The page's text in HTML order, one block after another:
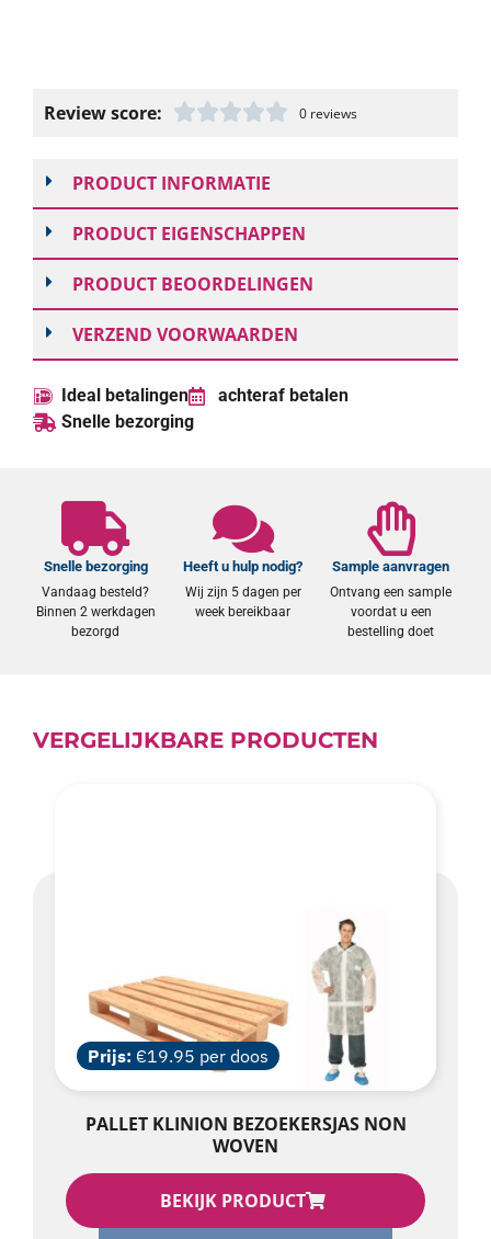
Review score: 0 reviews
PRODUCT INFORMATIE
PRODUCT EIGENSCHAPPEN
PRODUCT BEOORDELINGEN
VERZEND VOORWAARDEN
Ideal betalingen
achteraf betalen
Snelle bezorging
Snelle bezorging
Vandaag besteld?
Binnen 2 werkdagen
bezorgd
Heeft u hulp nodig?
Wij zijn 5 dagen per
week bereikbaar
Sample aanvragen
Ontvang een sample
voordat u een
bestelling doet
VERGELIJKBARE PRODUCTEN
Prijs: €19.95 per doos
PALLET KLINION BEZOEKERSJAS NON
WOVEN
BEKIJK PRODUCT